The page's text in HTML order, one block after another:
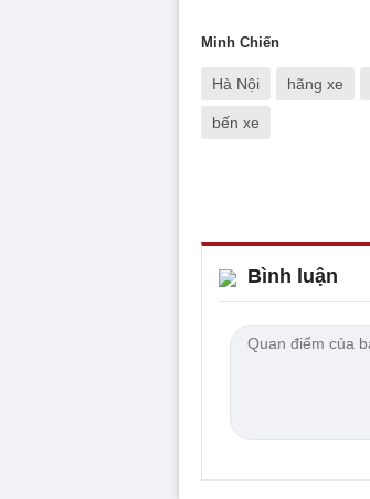
Minh Chiến
Hà Nội hãng xe
bến xe
Bình luận